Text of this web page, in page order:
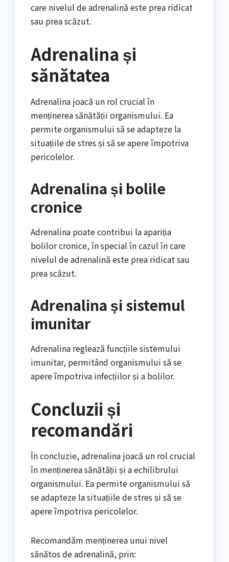
care nivelul de adrenalină este prea ridicat
sau prea scăzut.
Adrenalina și
sănătatea
Adrenalina joacă un rol crucial în
menținerea sănătății organismului. Ea
permite organismului să se adapteze la
situațiile de stres și să se apere împotriva
pericolelor.
Adrenalina și bolile
cronice
Adrenalina poate contribui la apariția
bolilor cronice, în special în cazul în care
nivelul de adrenalină este prea ridicat sau
prea scăzut.
Adrenalina și sistemul
imunitar
Adrenalina reglează funcțiile sistemului
imunitar, permitând organismului să se
apere împotriva infecțiilor și a bolilor.
Concluzii și
recomandări
În concluzie, adrenalina joacă un rol crucial
în menținerea sănătății și a echilibrului
organismului. Ea permite organismului să
se adapteze la situațiile de stres și să se
apere împotriva pericolelor.
Recomandăm menținerea unui nivel
sănătos de adrenalină, prin: